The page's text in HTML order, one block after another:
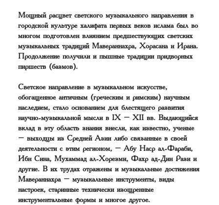
Мощный расцвет светского музыкального направления в
городской культуре халифата первых веков ислама был во
многом подготовлен влиянием предшествующих светских
музыкальных традиций Мавераннахра, Хорасана и Ирана.
Продолжение получили и пышные традиции придворных
пиршеств (базмов).
Светское направление в музыкальном искусстве,
обогащенное античным (греческим и римским) научным
наследием, стало основанием для блестящего развития
научно-музыкальной мысли в IX – XII вв. Выдающийся
вклад в эту область знания внесли, как известно, ученые
– выходцы из Средней Азии либо связанные в своей
деятельности с этим регионом, – Абу Наср ал-Фараби,
Ибн Сина, Мухаммад ал-Хорезми, Фахр ад-Дин Рази и
другие. В их трудах отражены и музыкальные достижения
Мавераннахра – музыкальные инструменты, виды
настроек, старинные технически изощренные
инструментальные формы и многое другое.